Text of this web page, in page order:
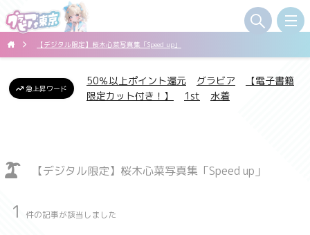
【デジタル限定】桜木心菜写真集「Speed up」
急上昇ワード
50％以上ポイント還元 グラビア
【電子書籍
限定カット付き！】
1st 水着
【デジタル限定】桜木心菜写真集「Speed up」
1 件の記事が該当しました